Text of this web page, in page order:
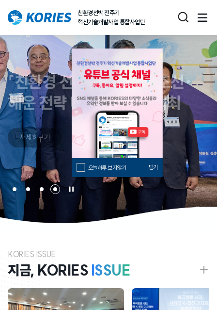
친환경선박 전주기
혁신기술개발사업 통합사업단
오늘하루 보지않기 닫기
「친환경 선박을 통한 K-조선·
해운 전략 마련 세미나」 개최
자세히보기
KORIES ISSUE
지금, KORIES ISSUE